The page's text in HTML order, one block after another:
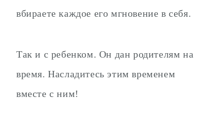
вбираете каждое его мгновение в себя.
Так и с ребенком. Он дан родителям на
время. Насладитесь этим временем
вместе с ним!